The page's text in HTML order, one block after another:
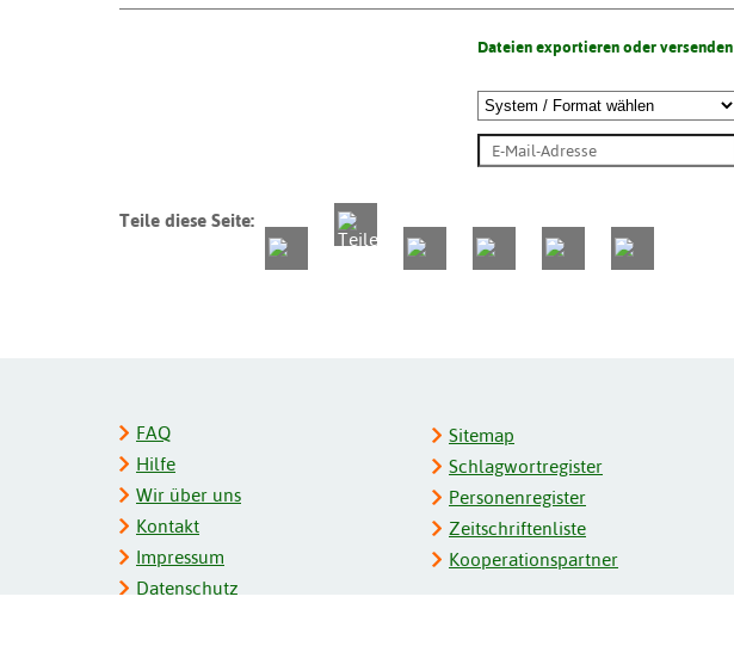
Dateien exportieren oder versenden
Teile diese Seite:
FAQ
Hilfe
Wir über uns
Kontakt
Impressum
Datenschutz
Sitemap
Schlagwortregister
Personenregister
Zeitschriftenliste
Kooperationspartner